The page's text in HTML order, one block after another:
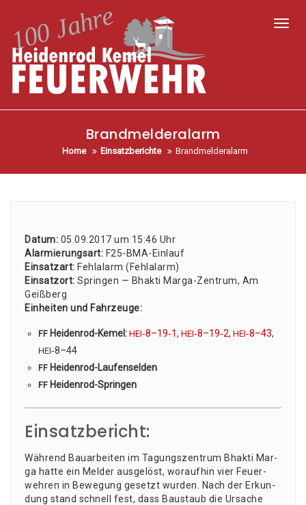
Brandmelderalarm
Home Einsatzberichte Brandmelderalarm
Datum: 05.09.2017 um 15:46 Uhr
Alar­mie­rungs­art: F25-BMA-Ein­lauf
Ein­satz­art: Fehl­alarm (Fehl­alarm)
Ein­satz­ort: Sprin­gen — Bhak­ti Mar­ga-Zen­trum, Am
Geiß­berg
Ein­hei­ten und Fahr­zeu­ge:
FF Hei­den­rod-Kemel: HEI‑8–19‑1, HEI‑8–19‑2, HEI‑8–43,
HEI‑8–44
FF Hei­den­rod-Lau­fen­sel­den
FF Hei­den­rod-Sprin­gen
Einsatzbericht:
Wäh­rend Bau­ar­bei­ten im Tagungs­zen­trum Bhak­ti Mar­
ga hat­te ein Mel­der aus­ge­löst, wor­auf­hin vier Feu­er­
weh­ren in Bewe­gung gesetzt wur­den. Nach der Erkun­
dung stand schnell fest, dass Bau­staub die Ursa­che